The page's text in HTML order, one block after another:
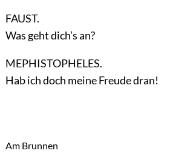
FAUST.
Was geht dich’s an?
MEPHISTOPHELES.
Hab ich doch meine Freude dran!
Am Brunnen